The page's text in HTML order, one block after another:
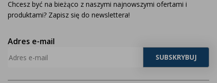
Chcesz być na bieżąco z naszymi najnowszymi ofertami i
produktami? Zapisz się do newslettera!
Adres e-mail